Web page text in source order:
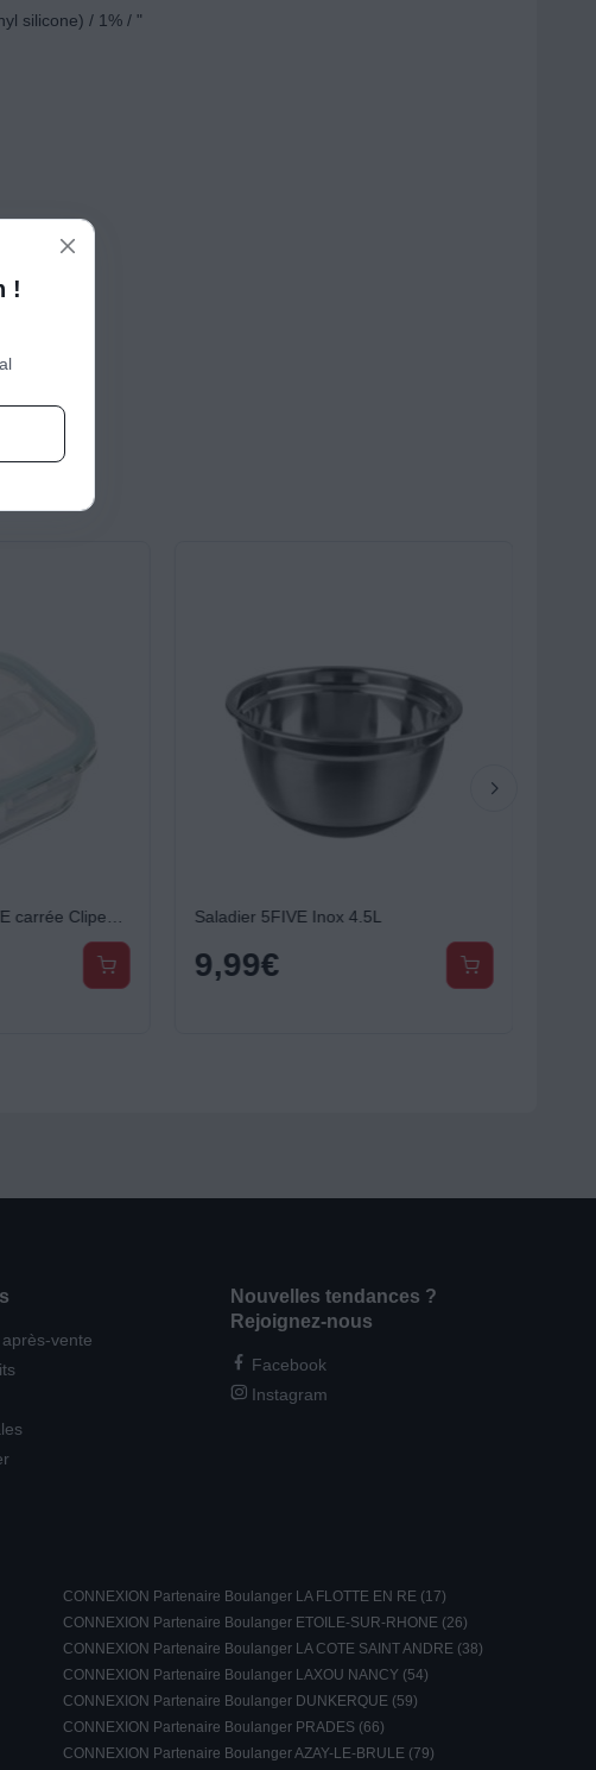
silicone) / 1% / "
Boîte hermétique 5FIVE carrée Clipeat 0.53L verre Saladier 5FIVE Inox 4.5L
9,99€
vente
Nouvelles tendances ?
Rejoignez-nous
Facebook
Instagram
CONNEXION Partenaire Boulanger LA FLOTTE EN RE (17)
CONNEXION Partenaire Boulanger ETOILE-SUR-RHONE (26)
CONNEXION Partenaire Boulanger LA COTE SAINT ANDRE (38)
CONNEXION Partenaire Boulanger LAXOU NANCY (54)
CONNEXION Partenaire Boulanger DUNKERQUE (59)
CONNEXION Partenaire Boulanger PRADES (66)
CONNEXION Partenaire Boulanger AZAY-LE-BRULE (79)
!